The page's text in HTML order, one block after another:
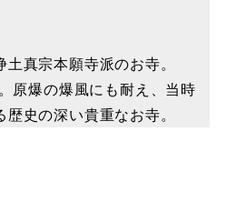
真宗本願寺派のお寺。
原爆の爆風にも耐え、当時
史の深い貴重なお寺。